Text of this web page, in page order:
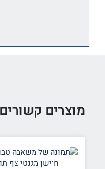
מוצרים קשורים